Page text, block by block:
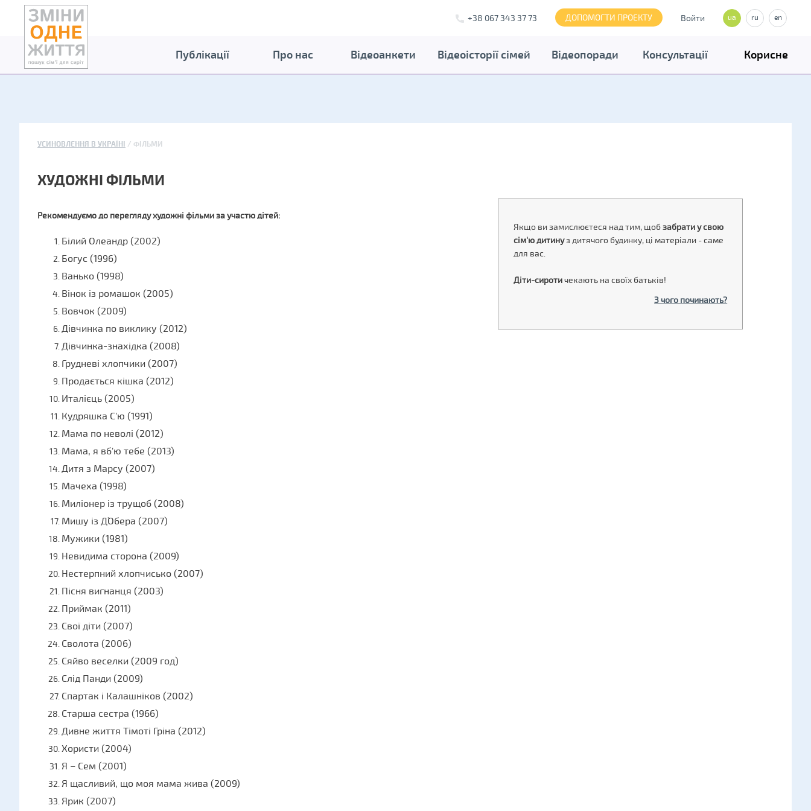
+38 067 343 37 73 ДОПОМОГТИ ПРОЕКТУ Войти ua ru en
Публікації Про нас Відеоанкети Відеоісторії сімей Відеопоради Консультації Корисне
УСИНОВЛЕННЯ В УКРАЇНІ ФІЛЬМИ
ХУДОЖНІ ФІЛЬМИ
Рекомендуємо до перегляду художні фільми за участю дітей:
Білий Олеандр (2002)
Богус (1996)
Ванько (1998)
Вінок із ромашок (2005)
Вовчок (2009)
Дівчинка по виклику (2012)
Дівчинка-знахідка (2008)
Грудневі хлопчики (2007)
Продається кішка (2012)
Италієць (2005)
Кудряшка С'ю (1991)
Мама по неволі (2012)
Мама, я вб'ю тебе (2013)
Дитя з Марсу (2007)
Мачеха (1998)
Миліонер із трущоб (2008)
Мишу із Д`Обера (2007)
Мужики (1981)
Невидима сторона (2009)
Нестерпний хлопчисько (2007)
Пісня вигнанця (2003)
Приймак (2011)
Свої діти (2007)
Сволота (2006)
Сяйво веселки (2009 год)
Слід Панди (2009)
Спартак і Калашніков (2002)
Старша сестра (1966)
Дивне життя Тімоті Гріна (2012)
Хористи (2004)
Я – Сем (2001)
Я щасливий, що моя мама жива (2009)
Ярик (2007)
Якщо ви замислюєтеся над тим, щобзабрати у свою
сім'ю дитинуз дитячого будинку, ці матеріали - саме
для вас.
Діти-сиротичекають на своїх батьків!
З чого починають?